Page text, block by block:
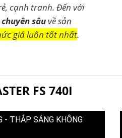
cạnh tranh. Đến với
sâuvề sản
giá luôn tốt nhất.
FS 740I
- THẮP SÁNG KHÔNG